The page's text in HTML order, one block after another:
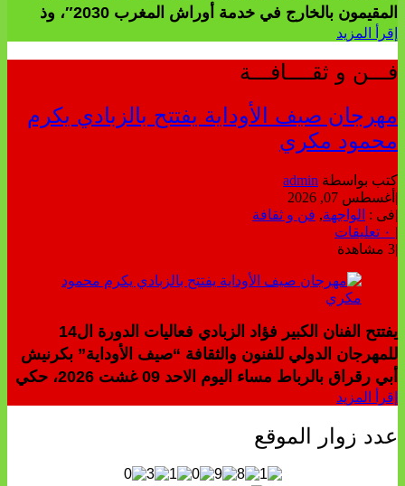
المقيمون بالخارج في خدمة أوراش المغرب 2030″، وذ
إقرأ المزيد
فـــن و ثقــــافـــة
مهرجان صيف الأوداية يفتتح بالزبادي يكرم
محمود مكري
كتب بواسطة admin
| أغسطس 07, 2026
|فى : الواجهة, فن و ثقافة
|
|3 مشاهدة
يفتتح الفنان الكبير فؤاد الزبادي فعاليات الدورة ال14
للمهرجان الدولي للفنون والثقافة “صيف الأوداية” بكرنيش
أبي رقراق بالرباط مساء اليوم الاحد 09 غشت 2026، حكي
إقرأ المزيد
عدد زوار الموقع